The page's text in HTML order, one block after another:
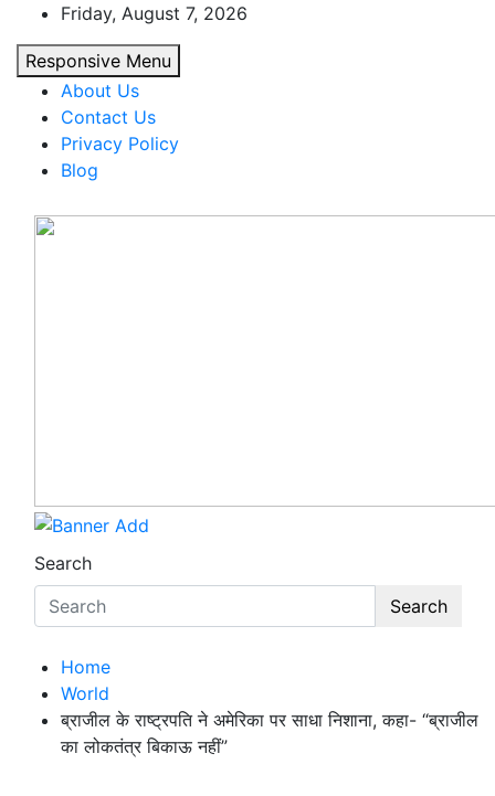
content
Friday, August 7, 2026
Responsive Menu
About Us
Contact Us
Privacy Policy
Blog
Search
Search
Home
World
ब्राजील के राष्ट्रपति ने अमेरिका पर साधा निशाना, कहा- “ब्राजील
का लोकतंत्र बिकाऊ नहीं”